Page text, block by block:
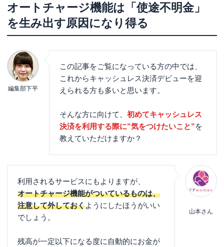
オートチャージ機能は「使途不明金」
を生み出す原因になり得る
編集部下平
この記事をご覧になっている方の中では、
これからキャッシュレス決済デビューを迎
えられる方も多いと思います。
そんな方に向けて、 初めてキャッシュレス
決済を利用する際に”気をつけたいこと”を
教えていただけますか？
利用されるサービスにもよりますが、
オートチャージ機能がついているものは、
注意して外しておくようにしたほうがいい
でしょう。
残高が一定以下になる度に自動的にお金が
山本さん